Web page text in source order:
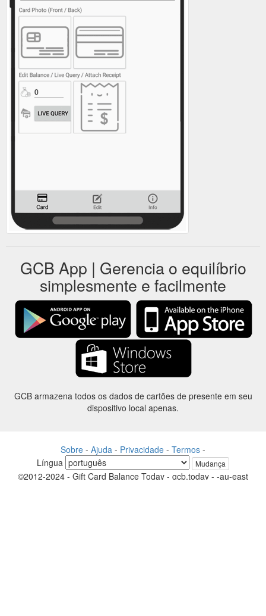
GCB App | Gerencia o equilíbrio
simplesmente e facilmente
GCB armazena todos os dados de cartões de presente em seu
dispositivo local apenas.
Sobre - Ajuda - Privacidade - Termos -
Língua
Mudança
©2012-2024 - Gift Card Balance Today - gcb.today - -au-east